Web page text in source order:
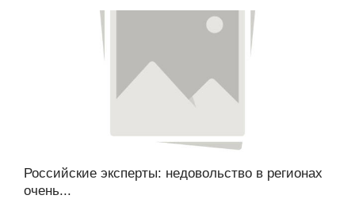
Российские эксперты: недовольство в регионах
очень...